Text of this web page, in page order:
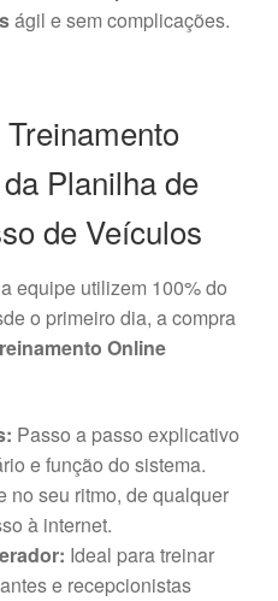
ágil e sem complicações.
Planilha de
de Veículos
equipe utilizem 100% do
o primeiro dia, a compra
Online
Passo a passo explicativo
e função do sistema.
no seu ritmo, de qualquer
à internet.
Ideal para treinar
e recepcionistas